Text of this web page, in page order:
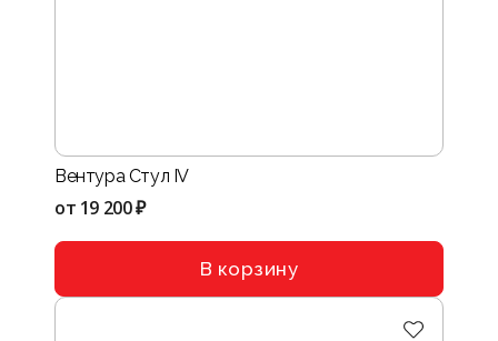
Вентура Стул IV
от 19 200 ₽
В корзину